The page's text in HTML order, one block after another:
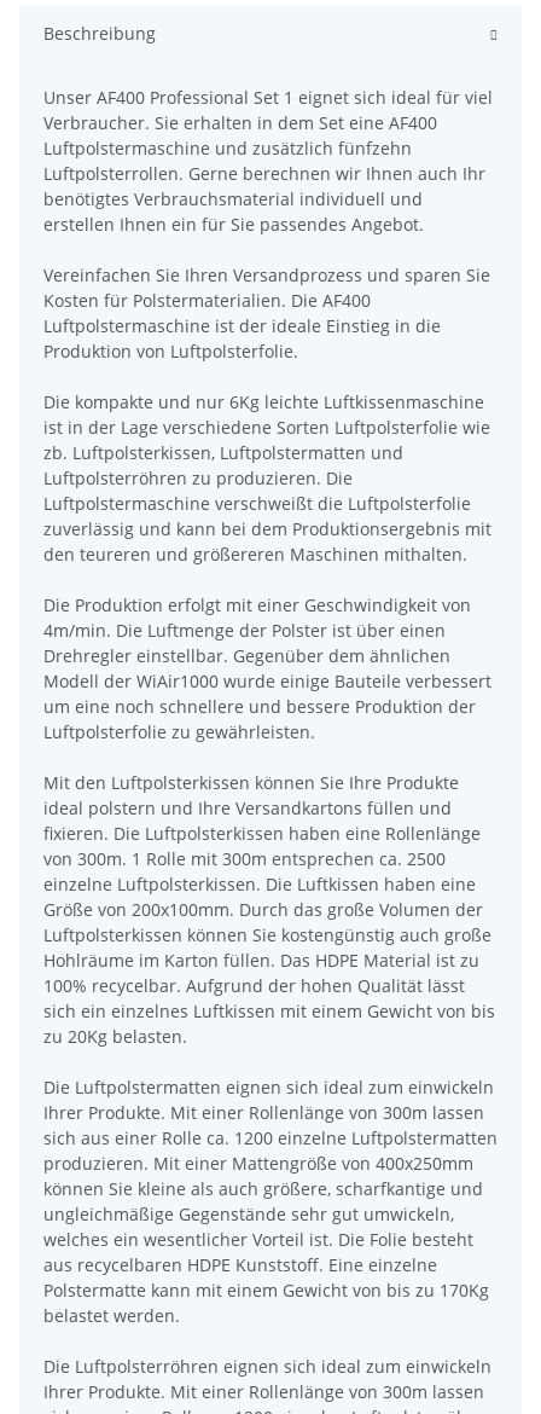
Beschreibung
Unser AF400 Professional Set 1 eignet sich ideal für viel
Verbraucher. Sie erhalten in dem Set eine AF400
Luftpolstermaschine und zusätzlich fünfzehn
Luftpolsterrollen. Gerne berechnen wir Ihnen auch Ihr
benötigtes Verbrauchsmaterial individuell und
erstellen Ihnen ein für Sie passendes Angebot.
Vereinfachen Sie Ihren Versandprozess und sparen Sie
Kosten für Polstermaterialien. Die AF400
Luftpolstermaschine ist der ideale Einstieg in die
Produktion von Luftpolsterfolie.
Die kompakte und nur 6Kg leichte Luftkissenmaschine
ist in der Lage verschiedene Sorten Luftpolsterfolie wie
zb. Luftpolsterkissen, Luftpolstermatten und
Luftpolsterröhren zu produzieren. Die
Luftpolstermaschine verschweißt die Luftpolsterfolie
zuverlässig und kann bei dem Produktionsergebnis mit
den teureren und größereren Maschinen mithalten.
Die Produktion erfolgt mit einer Geschwindigkeit von
4m/min. Die Luftmenge der Polster ist über einen
Drehregler einstellbar. Gegenüber dem ähnlichen
Modell der WiAir1000 wurde einige Bauteile verbessert
um eine noch schnellere und bessere Produktion der
Luftpolsterfolie zu gewährleisten.
Mit den Luftpolsterkissen können Sie Ihre Produkte
ideal polstern und Ihre Versandkartons füllen und
fixieren. Die Luftpolsterkissen haben eine Rollenlänge
von 300m. 1 Rolle mit 300m entsprechen ca. 2500
einzelne Luftpolsterkissen. Die Luftkissen haben eine
Größe von 200x100mm. Durch das große Volumen der
Luftpolsterkissen können Sie kostengünstig auch große
Hohlräume im Karton füllen. Das HDPE Material ist zu
100% recycelbar. Aufgrund der hohen Qualität lässt
sich ein einzelnes Luftkissen mit einem Gewicht von bis
zu 20Kg belasten.
Die Luftpolstermatten eignen sich ideal zum einwickeln
Ihrer Produkte. Mit einer Rollenlänge von 300m lassen
sich aus einer Rolle ca. 1200 einzelne Luftpolstermatten
produzieren. Mit einer Mattengröße von 400x250mm
können Sie kleine als auch größere, scharfkantige und
ungleichmäßige Gegenstände sehr gut umwickeln,
welches ein wesentlicher Vorteil ist. Die Folie besteht
aus recycelbaren HDPE Kunststoff. Eine einzelne
Polstermatte kann mit einem Gewicht von bis zu 170Kg
belastet werden.
Die Luftpolsterröhren eignen sich ideal zum einwickeln
Ihrer Produkte. Mit einer Rollenlänge von 300m lassen